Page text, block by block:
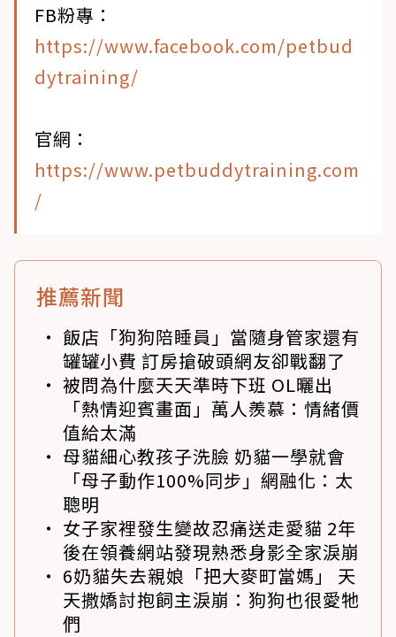
FB粉專：
https://www.facebook.com/petbud
dytraining/
官網：
https://www.petbuddytraining.com
/
推薦新聞
飯店「狗狗陪睡員」當隨身管家還有
罐罐小費 訂房搶破頭網友卻戰翻了
被問為什麼天天準時下班 OL曬出
「熱情迎賓畫面」萬人羨慕：情緒價
值給太滿
母貓細心教孩子洗臉 奶貓一學就會
「母子動作100%同步」網融化：太
聰明
女子家裡發生變故忍痛送走愛貓 2年
後在領養網站發現熟悉身影全家淚崩
6奶貓失去親娘「把大麥町當媽」 天
天撒嬌討抱飼主淚崩：狗狗也很愛牠
們